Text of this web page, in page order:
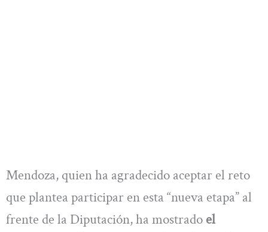
Mendoza, quien ha agradecido aceptar el reto
que plantea participar en esta “nueva etapa” al
frente de la Diputación, ha mostrado el